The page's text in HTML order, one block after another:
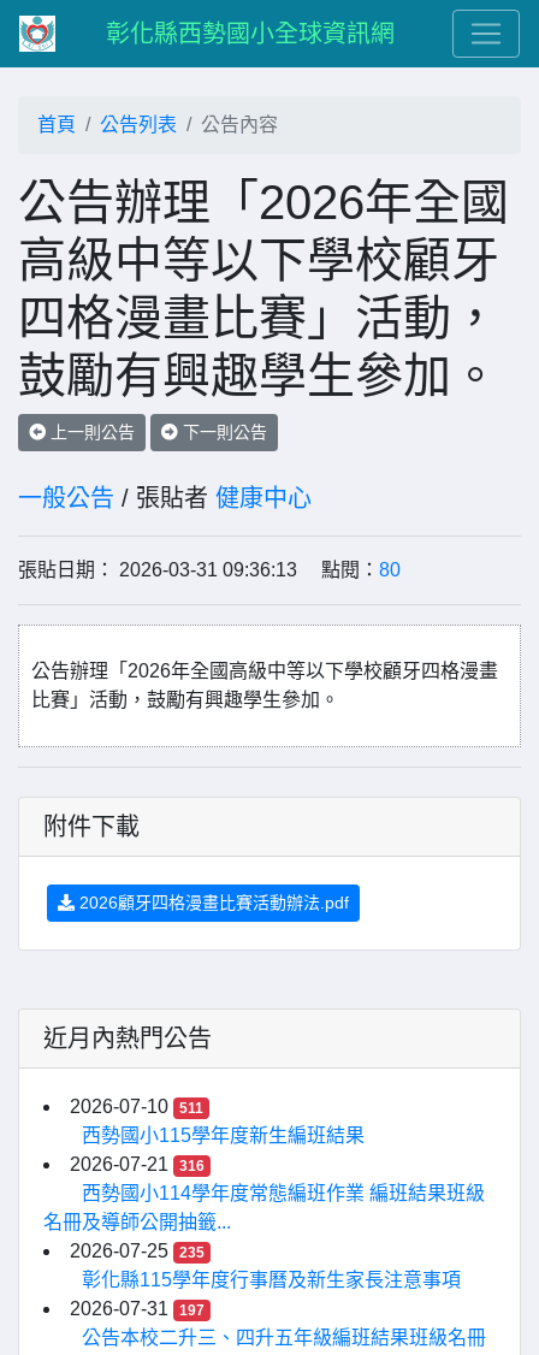
彰化縣西勢國小全球資訊網
首頁 公告列表 公告內容
公告辦理「2026年全國
高級中等以下學校顧牙
四格漫畫比賽」活動，
鼓勵有興趣學生參加。
上一則公告 下一則公告
一般公告 / 張貼者 健康中心
張貼日期： 2026-03-31 09:36:13 點閱： 80
公告辦理「2026年全國高級中等以下學校顧牙四格漫畫
比賽」活動，鼓勵有興趣學生參加。
附件下載
2026顧牙四格漫畫比賽活動辦法.pdf
近月內熱門公告
2026-07-10 511
西勢國小115學年度新生編班結果
2026-07-21
316
西勢國小114學年度常態編班作業 編班結果班級
名冊及導師公開抽籤...
2026-07-25
235
彰化縣115學年度行事曆及新生家長注意事項
2026-07-31
197
公告本校二升三、四升五年級編班結果班級名冊